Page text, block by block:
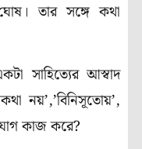
তার সঙ্গে কথা
সাহিত্যের আস্বাদ
নয়’,’বিনিসূতোয়’,
কাজ করে?